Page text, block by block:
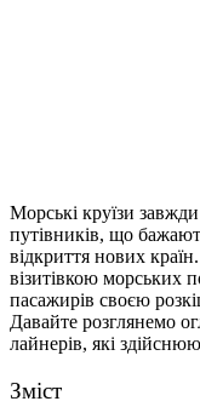
Морські круїзи
путівників, що
відкриття нових країн.
візитівкою морських
пасажирів своєю
Давайте розглянемо
лайнерів, які
Зміст